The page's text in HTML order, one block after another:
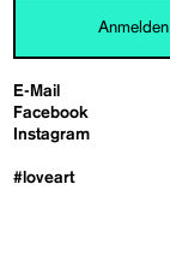
E-Mail
Facebook
Instagram
#loveart
Anmelden